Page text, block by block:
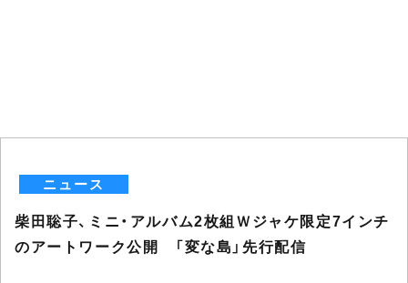
ニュース
柴田聡子、ミニ・アルバム2枚組Ｗジャケ限定7インチ
のアートワーク公開 「変な島」先行配信